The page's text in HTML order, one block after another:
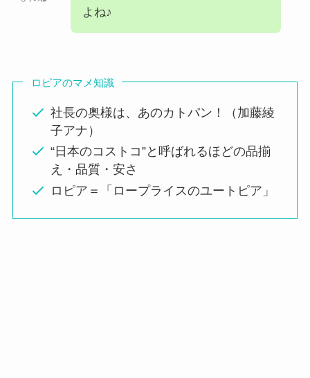
よね♪
ロピアのマメ知識
社長の奥様は、あのカトパン！（加藤綾
子アナ）
“日本のコストコ”と呼ばれるほどの品揃
え・品質・安さ
ロピア＝「ロープライスのユートピア」